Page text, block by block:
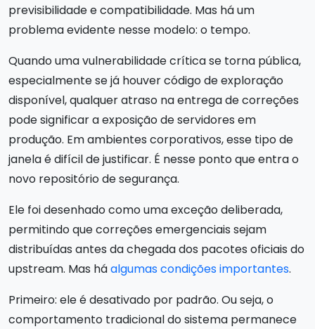
previsibilidade e compatibilidade. Mas há um
problema evidente nesse modelo: o tempo.
Quando uma vulnerabilidade crítica se torna pública,
especialmente se já houver código de exploração
disponível, qualquer atraso na entrega de correções
pode significar a exposição de servidores em
produção. Em ambientes corporativos, esse tipo de
janela é difícil de justificar. É nesse ponto que entra o
novo repositório de segurança.
Ele foi desenhado como uma exceção deliberada,
permitindo que correções emergenciais sejam
distribuídas antes da chegada dos pacotes oficiais do
upstream. Mas háalgumas condições importantes.
Primeiro: ele é desativado por padrão. Ou seja, o
comportamento tradicional do sistema permanece